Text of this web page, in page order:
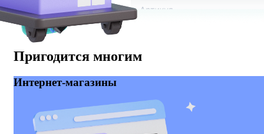
Пригодится многим
Интернет‑магазины